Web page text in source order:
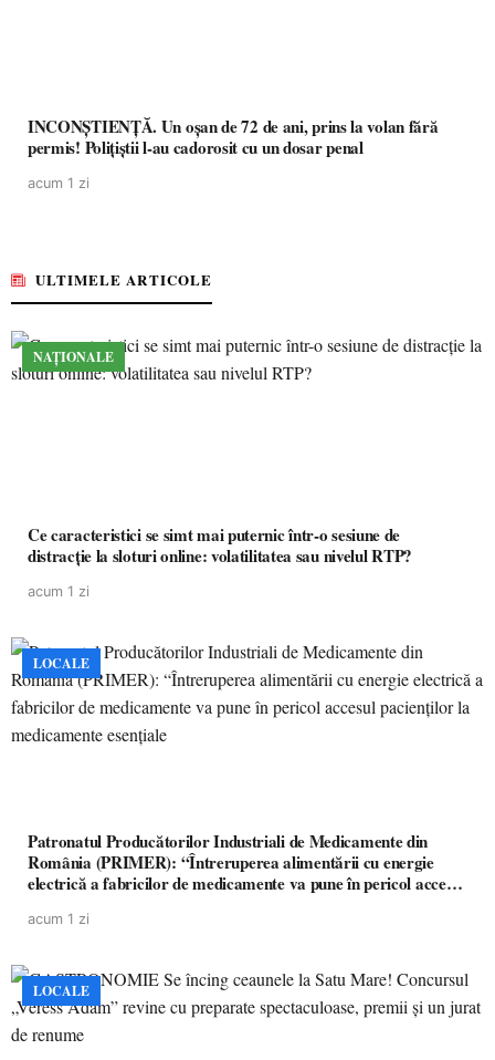
INCONȘTIENȚĂ. Un oșan de 72 de ani, prins la volan fără
permis! Polițiștii l-au cadorosit cu un dosar penal
acum 1 zi
ULTIMELE ARTICOLE
NAȚIONALE
Ce caracteristici se simt mai puternic într-o sesiune de
distracție la sloturi online: volatilitatea sau nivelul RTP?
acum 1 zi
LOCALE
Patronatul Producătorilor Industriali de Medicamente din
România (PRIMER): “Întreruperea alimentării cu energie
electrică a fabricilor de medicamente va pune în pericol accesul
acum 1 zi
LOCALE